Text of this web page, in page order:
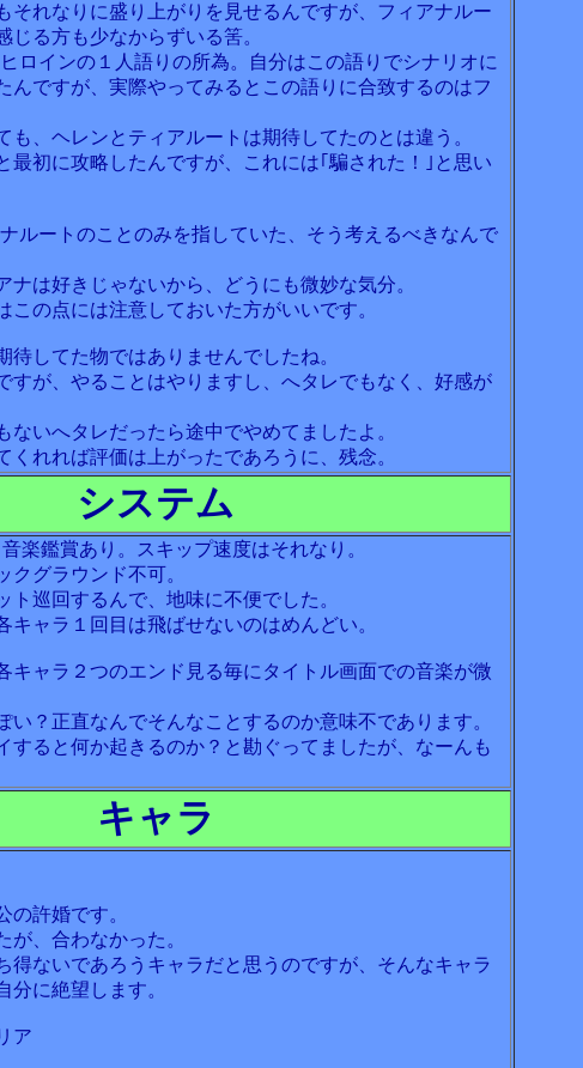
それなりに盛り上がりを見せるんですが、フィアナルー
じる方も少なからずいる筈。
ロインの１人語りの所為。自分はこの語りでシナリオに
んですが、実際やってみるとこの語りに合致するのはフ
も、ヘレンとティアルートは期待してたのとは違う。
初に攻略したんですが、これには｢騙された！｣と思い
ルートのことのみを指していた、そう考えるべきなんで
ナは好きじゃないから、どうにも微妙な気分。
この点には注意しておいた方がいいです。
待してた物ではありませんでしたね。
すが、やることはやりますし、へタレでもなく、好感が
ないへタレだったら途中でやめてましたよ。
くれれば評価は上がったであろうに、残念。
システム
楽鑑賞あり。スキップ速度はそれなり。
クグラウンド不可。
ト巡回するんで、地味に不便でした。
キャラ１回目は飛ばせないのはめんどい。
キャラ２つのエンド見る毎にタイトル画面での音楽が微
い？正直なんでそんなことするのか意味不であります。
すると何か起きるのか？と勘ぐってましたが、なーんも
キャラ
の許婚です。
が、合わなかった。
得ないであろうキャラだと思うのですが、そんなキャラ
分に絶望します。
ア